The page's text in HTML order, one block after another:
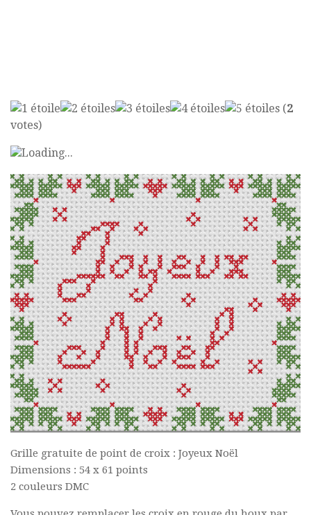
(2
votes)
Loading...
Grille gratuite de point de croix : Joyeux Noël
Dimensions : 54 x 61 points
2 couleurs DMC